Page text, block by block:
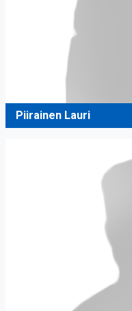
Piirainen Lauri